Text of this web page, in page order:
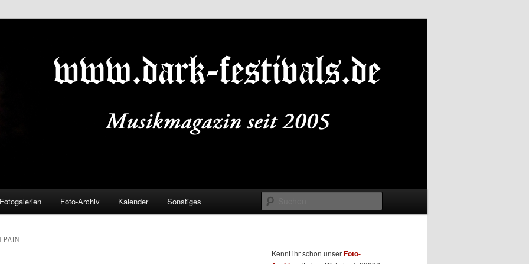
Fotogalerien Foto-Archiv Kalender Sonstiges
PAIN
Kennt ihr schon unserFoto-